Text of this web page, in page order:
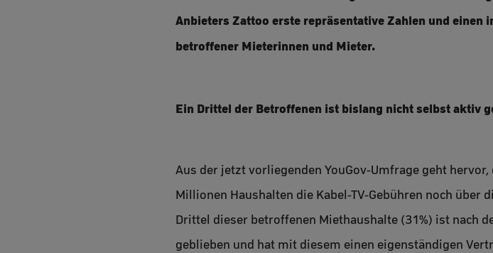
Anbieters Zattoo erste repräsentative Zahlen und einen
betroffener Mieterinnen und Mieter.
Ein Drittel der Betroffenen ist bislang nicht selbst aktiv
Aus der jetzt vorliegenden YouGov-Umfrage geht
Millionen Haushalten die Kabel-TV-Gebühren noch über
Drittel dieser betroffenen Miethaushalte (31%) ist nach
geblieben und hat mit diesem einen eigenständigen